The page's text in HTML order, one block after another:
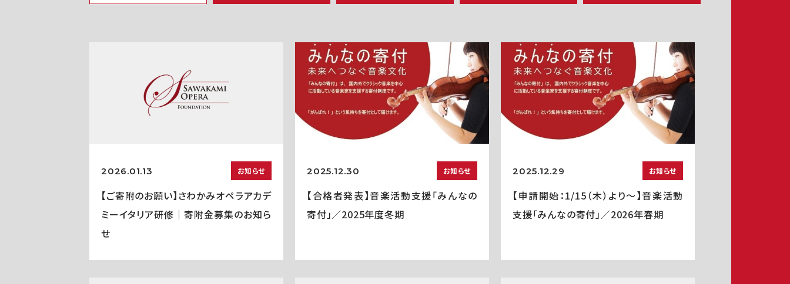
2026.01.13 お知らせ
【ご寄附のお願い】さわかみオペラアカデ
ミーイタリア研修｜寄附金募集のお知ら
せ
2025.12.30 お知らせ
【合格者発表】音楽活動支援「みんなの
寄付」／2025年度冬期
2025.12.29 お知らせ
【申請開始：1/15（木）より～】音楽活動
支援「みんなの寄付」／2026年春期